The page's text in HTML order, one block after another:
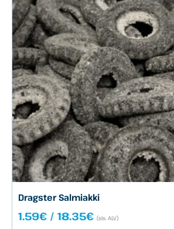
Dragster Salmiakki
1.59€ / 18.35€Hintaluokka:
(sis. ALV)